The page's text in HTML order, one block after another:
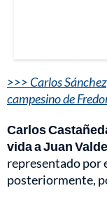
>>> Carlos
campesino de
Carlos
vida a Juan
representado por
posteriormente,